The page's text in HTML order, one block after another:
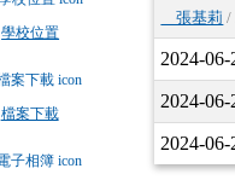
學校位置
檔案下載
＿張基莉 /
2024-
2024-
2024-